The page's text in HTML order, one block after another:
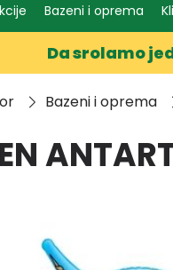
Bazeni i oprema
Da srolamo
Bazeni i oprema